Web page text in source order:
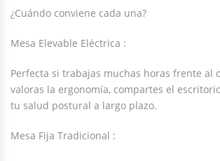
¿Cuándo conviene cada una?
Mesa Elevable Eléctrica :
Perfecta si trabajas muchas horas frente al
valoras la ergonomía, compartes el
tu salud postural a largo plazo.
Mesa Fija Tradicional :